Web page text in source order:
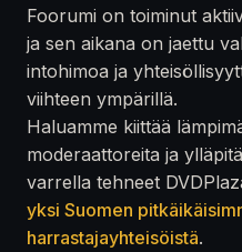
Foorumi on toiminut
ja sen aikana on jaettu
intohimoa ja
viihteen ympärillä.
Haluamme kiittää
moderaattoreita ja
varrella tehneet
yksi Suomen
harrastajayhteisöistä.